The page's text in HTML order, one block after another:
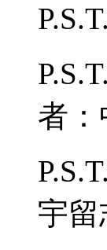
者：
宇